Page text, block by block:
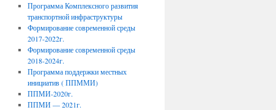
Программа Комплексного развития
транспортной инфраструктуры
Формирование современной среды
2017-2022г.
Формирование современной среды
2018-2024г.
Программа поддержки местных
инициатив ( ППММИ)
ППМИ-2020г.
ППМИ — 2021г.